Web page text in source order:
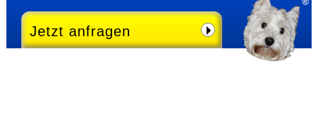
Jetzt anfragen